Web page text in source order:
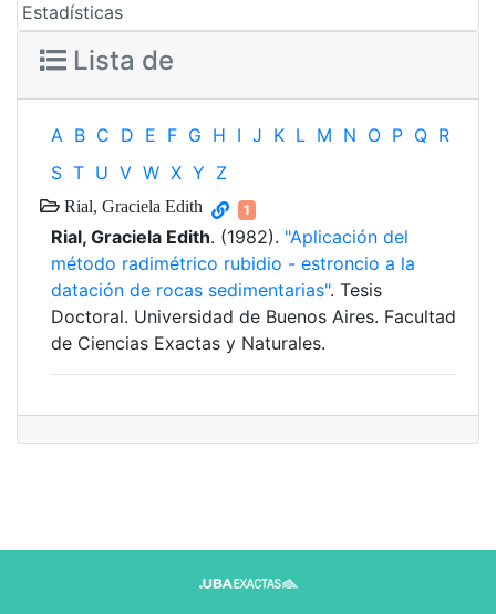
Estadísticas
Lista de
A B C D E F G H I J K L M N O P Q R
S T U V W X Y Z
Rial, Graciela Edith 1
Rial, Graciela Edith. (1982). "Aplicación del
método radimétrico rubidio - estroncio a la
datación de rocas sedimentarias". Tesis
Doctoral. Universidad de Buenos Aires. Facultad
de Ciencias Exactas y Naturales.